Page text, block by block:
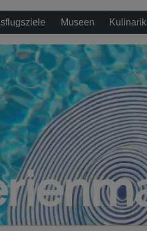
Museen